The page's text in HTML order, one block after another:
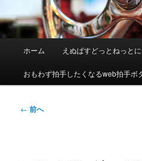
メ
ホーム えぬぱすどっとねっと
おもわず拍手したくなるweb拍手ボ
投
← 前へ